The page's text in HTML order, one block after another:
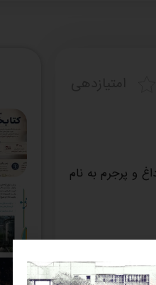
و پرجرم به نام
سی (Theta-1